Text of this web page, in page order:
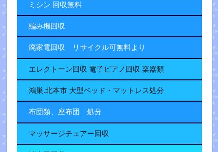
ミシン 回収無料
編み機回収
廃家電回収 リサイクル可無料より
エレクトーン回収 電子ピアノ回収 楽器類
鴻巣.北本市 大型ベッド・マットレス処分
布団類、座布団 処分
マッサージチェアー回収